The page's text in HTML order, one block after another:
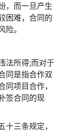
，而一旦产生
困难，合同的
。
法所得;而对于
同是指合作双
项目合作，
签合同的现
三条规定，